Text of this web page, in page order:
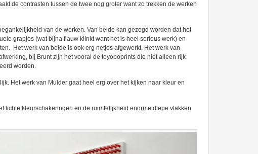
de contrasten tussen de twee nog groter want zo trekken de werken
van de werken. Van beide kan gezegd worden dat het
grapjes (wat bijna flauw klinkt want het is heel serieus werk) en
Het werk van beide is ook erg netjes afgewerkt. Het werk van
bij Brunt zijn het vooral de toyoboprints die niet alleen rijk
worden.
Het werk van Mulder gaat heel erg over het kijken naar kleur en
lichte kleurschakeringen en de ruimtelijkheid enorme diepe vlakken